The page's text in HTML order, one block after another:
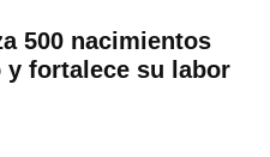
500 nacimientos
fortalece su labor